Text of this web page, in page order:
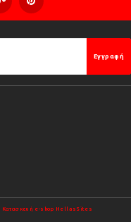
Εγγραφή
Κατασκευή e-shop HellasSites